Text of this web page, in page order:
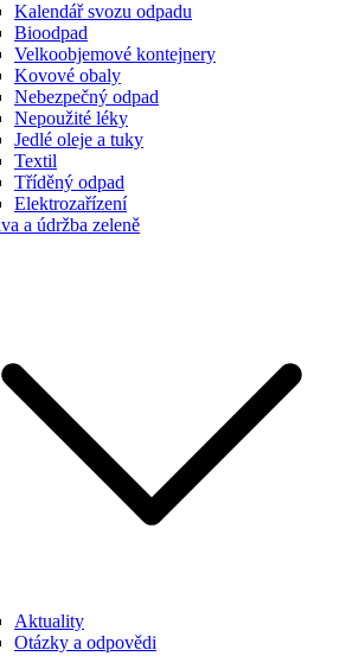
Kalendář svozu odpadu
Bioodpad
Velkoobjemové kontejnery
Kovové obaly
Nebezpečný odpad
Nepoužité léky
Jedlé oleje a tuky
Textil
Tříděný odpad
Elektrozařízení
a údržba zeleně
Aktuality
Otázky a odpovědi